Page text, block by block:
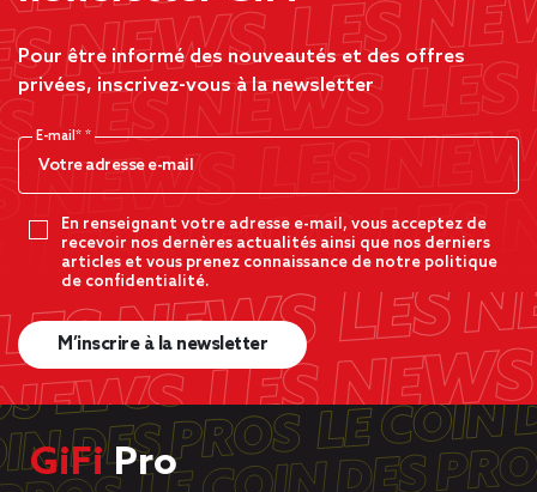
Pour être informé des nouveautés et des offres
privées, inscrivez-vous à la newsletter
E-mail*
En renseignant votre adresse e-mail, vous acceptez de
recevoir nos dernères actualités ainsi que nos derniers
articles et vous prenez connaissance de notre politique
de confidentialité.
M’inscrire à la newsletter
GiFiPro